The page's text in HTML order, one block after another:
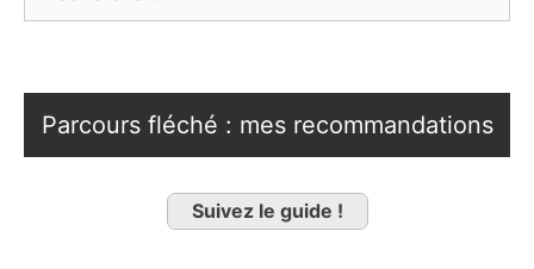
Parcours fléché : mes recommandations
Suivez le guide !